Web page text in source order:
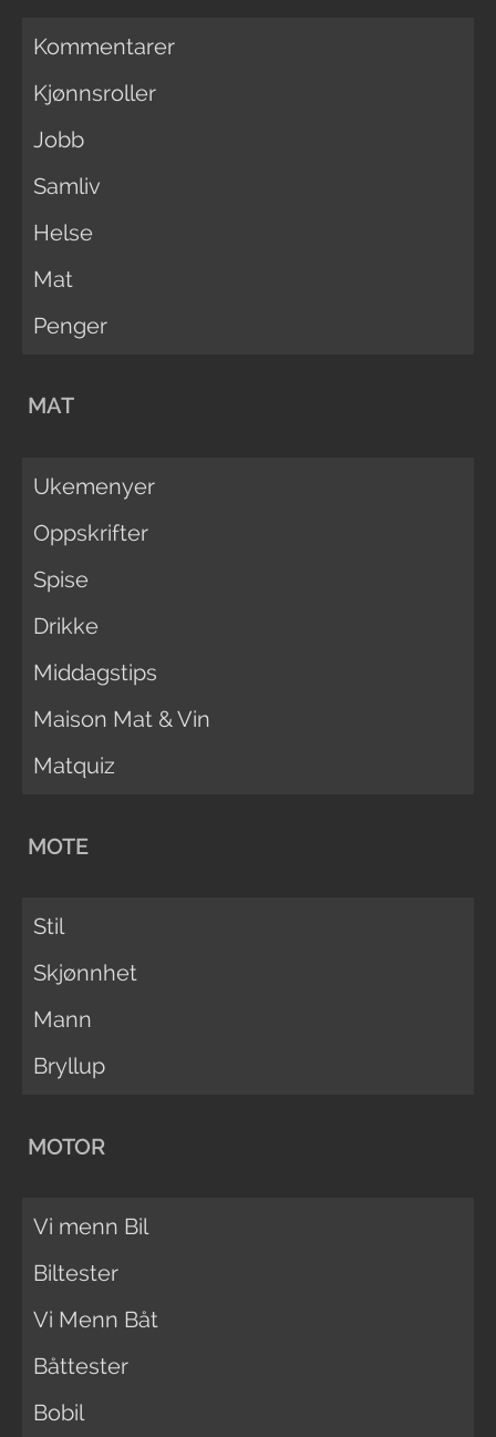
Kommentarer
Kjønnsroller
Jobb
Samliv
Helse
Mat
Penger
MAT
Ukemenyer
Oppskrifter
Spise
Drikke
Middagstips
Maison Mat & Vin
Matquiz
MOTE
Stil
Skjønnhet
Mann
Bryllup
MOTOR
Vi menn Bil
Biltester
Vi Menn Båt
Båttester
Bobil